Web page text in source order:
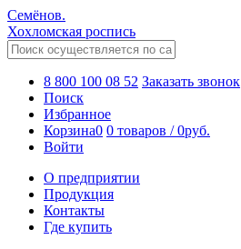
Семёнов.
Хохломская роспись
8 800 100 08 52 Заказать звонок
Поиск
Избранное
Корзина0 0 товаров /0руб.
Войти
О предприятии
Продукция
Контакты
Где купить